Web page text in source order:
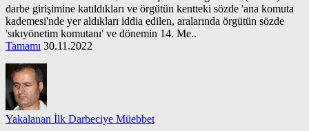
darbe girişimine katıldıkları ve örgütün kentteki sözde 'ana komuta
kademesi'nde yer aldıkları iddia edilen, aralarında örgütün sözde
'sıkıyönetim komutanı' ve dönemin 14. Me..
Tamamı 30.11.2022
Yakalanan İlk Darbeciye Müebbet